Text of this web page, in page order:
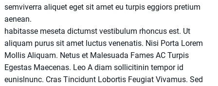
semviverra aliquet eget sit amet eu turpis eggiors pretium
aenean.
habitasse meseta dictumst vestibulum rhoncus est. Ut
aliquam purus sit amet luctus venenatis. Nisi Porta Lorem
Mollis Aliquam. Netus et Malesuada Fames AC Turpis
Egestas Maecenas. Leo A diam sollicitinin tempor id
eunislnunc. Cras Tincidunt Lobortis Feugiat Vivamus. Sed